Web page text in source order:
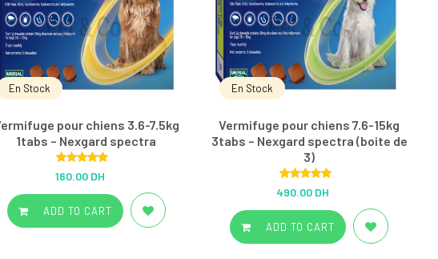
En Stock
pour chiens 3.6-7.5kg
1tabs – Nexgard spectra
out of 5
160.00 DH
ADD TO CART
En Stock
Vermifuge pour chiens 7.6-15kg
3tabs – Nexgard spectra (boite de
3)
out of 5
490.00 DH
ADD TO CART